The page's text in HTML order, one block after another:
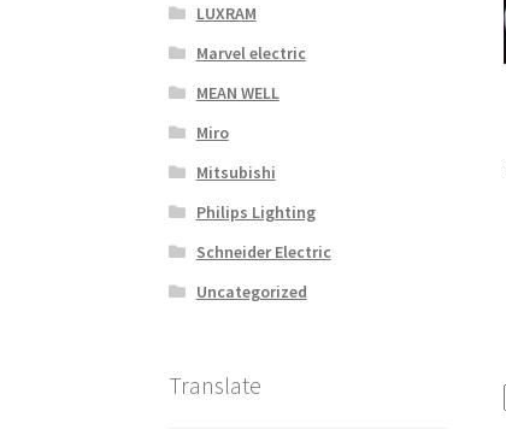
LUXRAM
Marvel electric
MEAN WELL
Miro
Mitsubishi
Philips Lighting
Schneider Electric
Uncategorized
Translate